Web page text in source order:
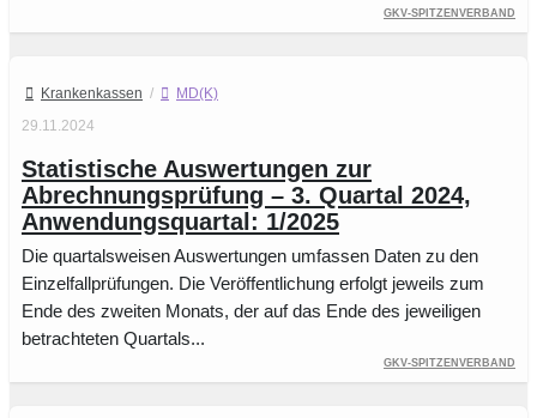
GKV-Spitzenverband
Krankenkassen /
MD(K)
29.11.2024
Statistische Auswertungen zur
Abrechnungsprüfung – 3. Quartal 2024,
Anwendungsquartal: 1/2025
Die quartalsweisen Auswertungen umfassen Daten zu den
Einzelfallprüfungen. Die Veröffentlichung erfolgt jeweils zum
Ende des zweiten Monats, der auf das Ende des jeweiligen
betrachteten Quartals...
GKV-Spitzenverband